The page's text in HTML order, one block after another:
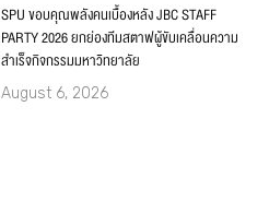
SPU ขอบคุณพลังคนเบื้องหลัง JBC STAFF
PARTY 2026 ยกย่องทีมสตาฟผู้ขับเคลื่อนความ
สำเร็จกิจกรรมมหาวิทยาลัย
August 6, 2026